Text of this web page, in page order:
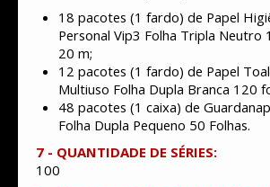
18 pacotes (1 fardo) de Papel
Personal Vip3 Folha Tripla Neutro
20 m;
12 pacotes (1 fardo) de Papel
Multiuso Folha Dupla Branca 120
48 pacotes (1 caixa) de
Folha Dupla Pequeno 50 Folhas.
7 - QUANTIDADE DE SÉRIES:
100